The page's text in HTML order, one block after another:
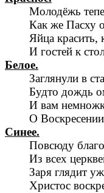
Молодёжь
Как же Пасху
Яйца красить,
И гостей к
Белое.
Заглянули в
Будто дождь
И вам немножко
О Воскресении
Синее.
Повсюду
Из всех церквей
Заря глядит
Христос